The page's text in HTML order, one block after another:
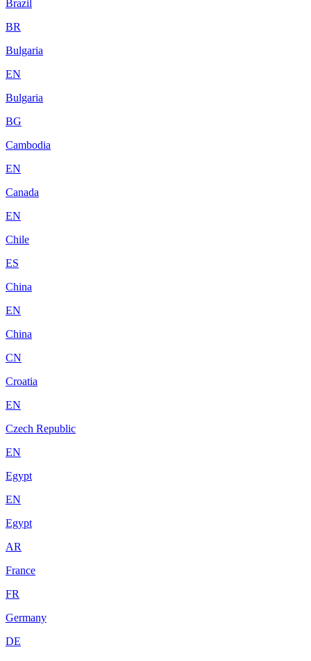
Brazil
BR
Bulgaria
EN
Bulgaria
BG
Cambodia
EN
Canada
EN
Chile
ES
China
EN
China
CN
Croatia
EN
Czech Republic
EN
Egypt
EN
Egypt
AR
France
FR
Germany
DE